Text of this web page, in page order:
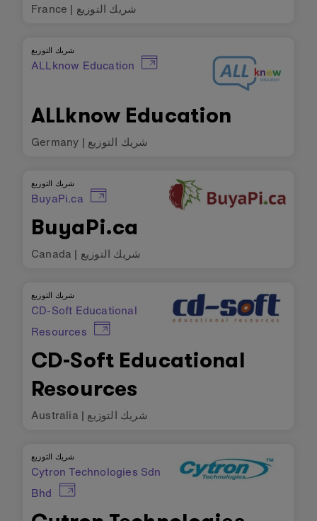
France | شريك التوزيع
شريك التوزيع
ALLknow Education
ALLknow Education
Germany | شريك التوزيع
شريك التوزيع
BuyaPi.ca
BuyaPi.ca
Canada | شريك التوزيع
شريك التوزيع
CD-Soft Educational
Resources
CD-Soft Educational
Resources
Australia | شريك التوزيع
شريك التوزيع
Cytron Technologies Sdn
Bhd